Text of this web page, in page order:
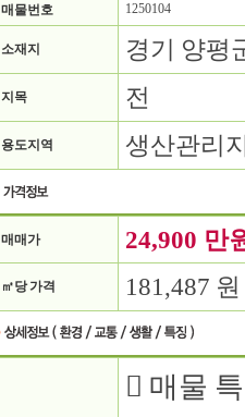
매물번호 1250104
소재지 경기 양평
지목 전
용도지역 생산관리
매매가 24,900 만
㎡당 가격 181,487 원
󰁮 매물